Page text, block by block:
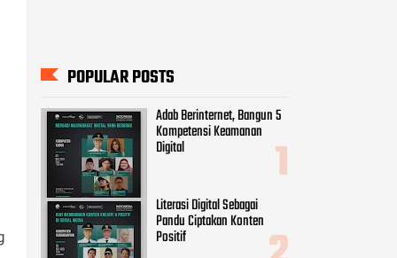
POPULAR POSTS
Adab Berinternet, Bangun 5
Kompetensi Keamanan
Digital
Literasi Digital Sebagai
Pandu Ciptakan Konten
Positif